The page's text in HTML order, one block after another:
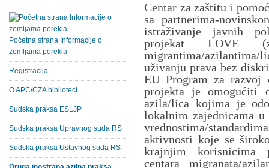
Centar za zaštitu i
sa partnerima-
istraživanje javnih
projekat LOVE
migrantima/
uživanju prava bez
EU Program za
projekta je omogućiti
azila/lica kojima je
lokalnim zajednicama
vrednostima/
aktivnosti koje se
krajnjim korisnicima
centara migranata/
Početna strana Informacije o
zemljama porekla
Registracija
O APC/CZA biblioteci
Sudska praksa ESLJP
Sudska praksa Upravnog suda RS
Sudska praksa Ustavnog suda RS